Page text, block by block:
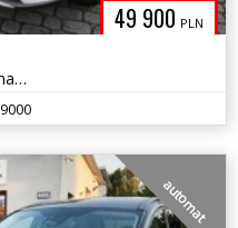
49 900 PLN
1.6 CRDi # Navi # Kamera # Piękna # Full Serwis # GWARANCJA!!
automat